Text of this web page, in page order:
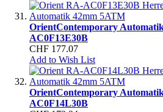
OrientContemporary
AC0F13E30B
CHF 177.07
Add to Wish List
OrientContemporary
AC0F14L30B